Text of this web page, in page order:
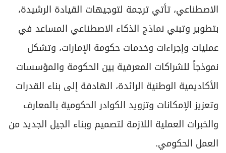
الاصطناعي، تأتي ترجمة لتوجيهات القيادة الرشيدة،
بتطوير وتبني نماذج الذكاء الاصطناعي المساعد في
عمليات وإجراءات وخدمات حكومة الإمارات، وتشكل
نموذجاً للشراكات المعرفية بين الحكومة والمؤسسات
الأكاديمية الوطنية الرائدة، الهادفة إلى بناء القدرات
وتعزيز الإمكانات وتزويد الكوادر الحكومية بالمعارف
والخبرات العملية اللازمة لتصميم وبناء الجيل الجديد من
العمل الحكومي.